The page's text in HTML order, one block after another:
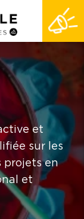
et
sur les
projets en
et